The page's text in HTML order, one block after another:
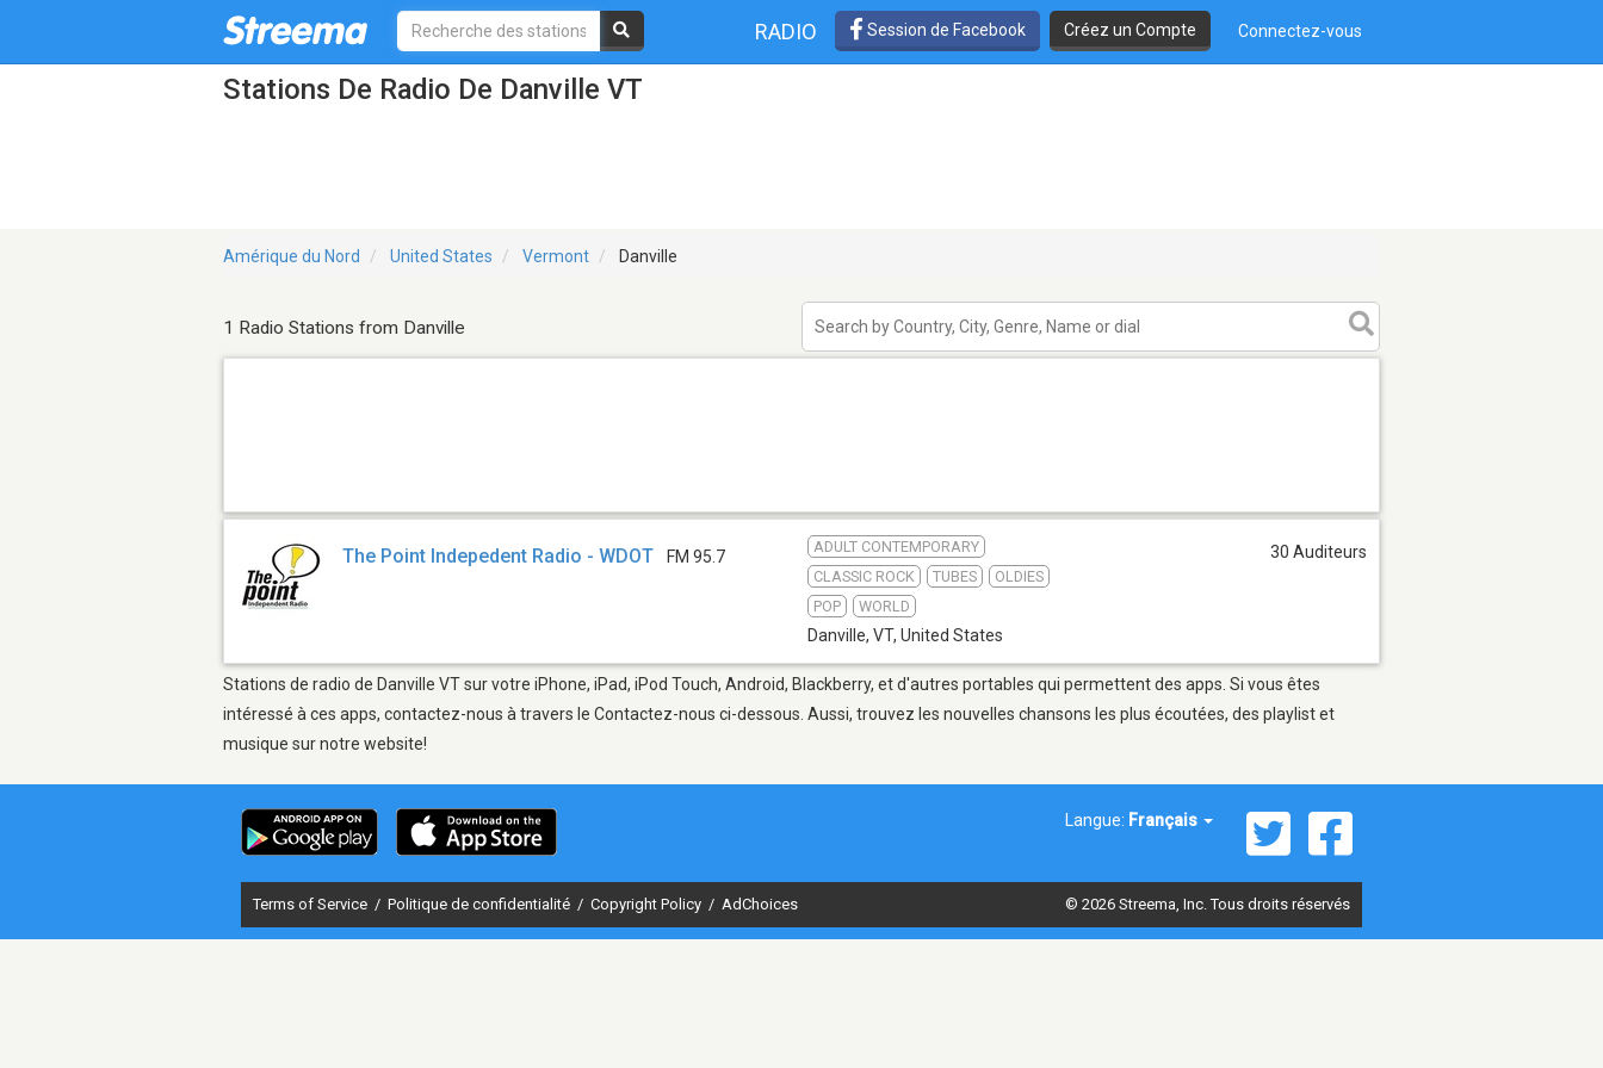
RADIO Session de Facebook Créez un Compte Connectez-vous
Stations De Radio De Danville VT
Amérique du Nord United States Vermont Danville
1 Radio Stations from Danville
The Point Indepedent Radio - WDOT FM 95.7
ADULT CONTEMPORARY
CLASSIC ROCK
TUBES
OLDIES
POP
WORLD
Danville, VT, United States
30 Auditeurs
Stations de radio de Danville VT sur votre iPhone, iPad, iPod Touch, Android, Blackberry, et d'autres portables qui permettent des apps. Si vous êtes
intéressé à ces apps, contactez-nous à travers le Contactez-nous ci-dessous. Aussi, trouvez les nouvelles chansons les plus écoutées, des playlist et
musique sur notre website!
Langue: Français
Terms of Service / Politique de confidentialité / Copyright Policy / AdChoices © 2026 Streema, Inc. Tous droits réservés